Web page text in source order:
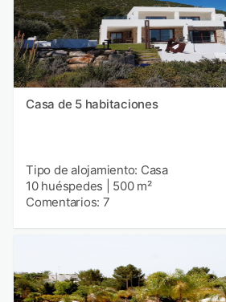
Casa de 5 habitaciones
Tipo de alojamiento: Casa
10 huéspedes
500 m²
Comentarios: 7